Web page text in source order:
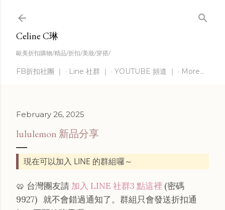
Celine C琳
歐美折扣購物/精品/折扣/美妝/穿搭/
FB折扣社團 ｜ Line 社群 ｜ YOUTUBE 頻道 ｜ More…
February 26, 2025
lululemon 新品分享
現在可以加入 LINE 的群組囉～
🥨 台灣團友請 加入 LINE 社群3 點這裡 (密碼
9927) 就不會錯過通知了。群組只會發送折扣通